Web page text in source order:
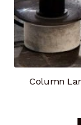
Column